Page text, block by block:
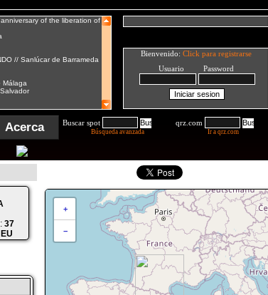
Bienvenido: Click para registrarse
Usuario Password
Acerca Buscar spot
Búsqueda avanzada
qrz.com
Ir a qrz.com
+
−
37
EU